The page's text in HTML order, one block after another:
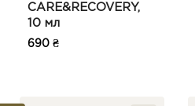
CARE&RECOVERY,
10 мл
690 ₴